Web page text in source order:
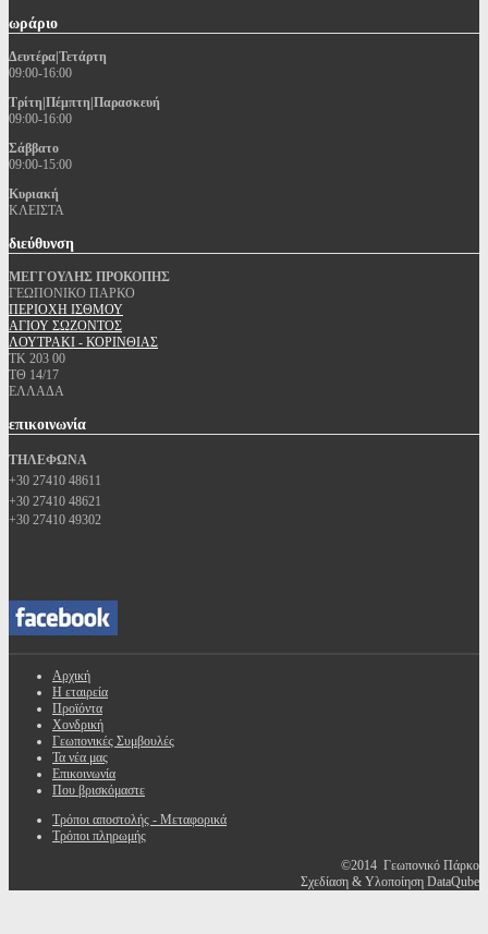
ωράριο
Δευτέρα|Τετάρτη
09:00-16:00
Τρίτη|Πέμπτη|Παρασκευή
09:00-16:00
Σάββατο
09:00-15:00
Κυριακή
ΚΛΕΙΣΤΑ
διεύθυνση
ΜΕΓΓΟΥΛΗΣ ΠΡΟΚΟΠΗΣ
ΓΕΩΠΟΝΙΚΟ ΠΑΡΚΟ
ΠΕΡΙΟΧΗ ΙΣΘΜΟΥ
ΑΓΙΟΥ ΣΩΖΟΝΤΟΣ
ΛΟΥΤΡΑΚΙ - ΚΟΡΙΝΘΙΑΣ
ΤΚ 203 00
ΤΘ 14/17
ΕΛΛΑΔΑ
επικοινωνία
ΤΗΛΕΦΩΝΑ
+30 27410 48611
+30 27410 48621
+30 27410 49302
Αρχική
Η εταιρεία
Προϊόντα
Χονδρική
Γεωπονικές Συμβουλές
Τα νέα μας
Επικοινωνία
Που βρισκόμαστε
Τρόποι αποστολής - Μεταφορικά
Τρόποι πληρωμής
©2014 Γεωπονικό Πάρκο
Σχεδίαση & Υλοποίηση DataQube